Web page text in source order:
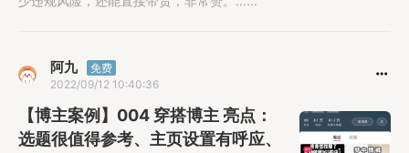
阿九
免费
2022/09/12 10:40:36
【博主案例】004 穿搭博主 亮点：
选题很值得参考、主页设置有呼应、